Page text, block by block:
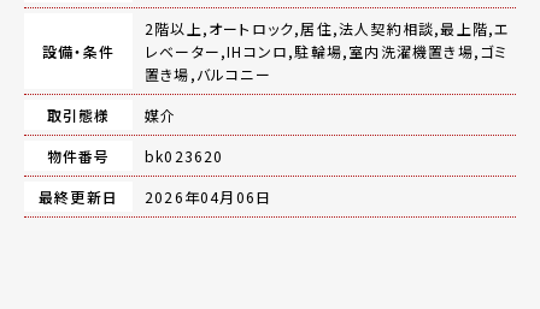
設備・条件
2階以上,オートロック,居住,法人契約相談,最上階,エ
レベーター,IHコンロ,駐輪場,室内洗濯機置き場,ゴミ
置き場,バルコニー
取引態様
媒介
物件番号
bk023620
最終更新日
2026年04月06日